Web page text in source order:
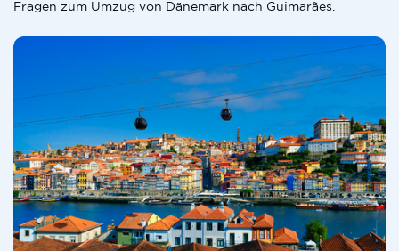
Fragen zum Umzug von Dänemark nach Guimarães.